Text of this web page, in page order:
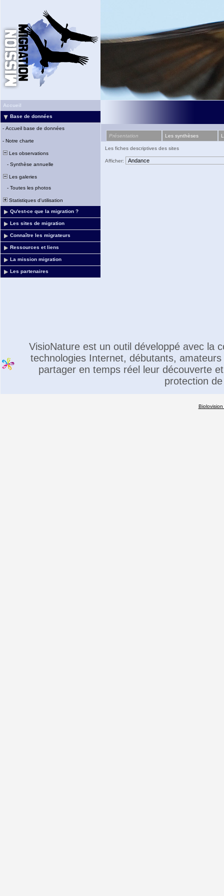
Accueil
Base de données
- Accueil base de données
- Notre charte
Les observations
- Synthèse annuelle
Les galeries
- Toutes les photos
Statistiques d'utilisation
Qu'est-ce que la migration ?
Les sites de migration
Connaître les migrateurs
Ressources et liens
La mission migration
Les partenaires
Présentation Les synthèses
Les fiches descriptives des sites
Afficher:
VisioNature est un outil développé avec la
technologies Internet, débutants,
partager en temps réel leur découverte
protection
Biolovision